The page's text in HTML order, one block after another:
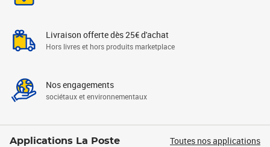
Livraison offerte dès 25€ d'achat
Hors livres et hors produits marketplace
Nos engagements
sociétaux et environnementaux
Applications La Poste Toutes nos applications